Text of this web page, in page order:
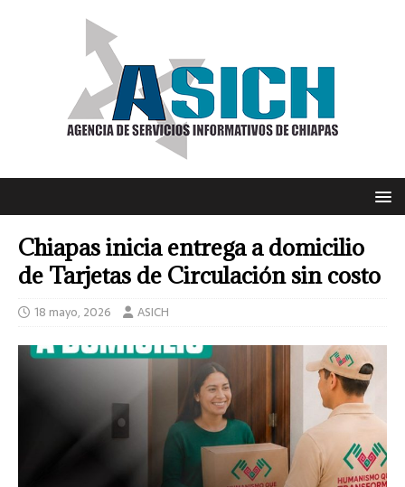
Chiapas inicia entrega a domicilio
de Tarjetas de Circulación sin costo
18 mayo, 2026 ASICH